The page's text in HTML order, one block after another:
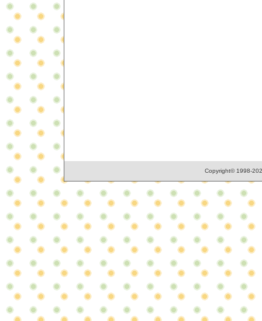
Copyright© 1998-